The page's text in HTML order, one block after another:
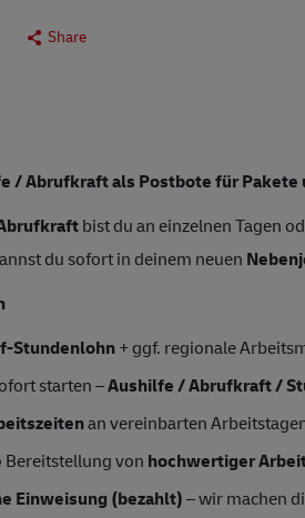
Share
/Abrufkraftals Postbote für
bist du an einzelnen Tagen
du sofort in deinem neuen
Stundenlohn+ ggf. regionale
starten –Aushilfe / Abrufkraft /
an vereinbarten
Bereitstellung von hochwertiger
Einweisung (bezahlt)– wir machen